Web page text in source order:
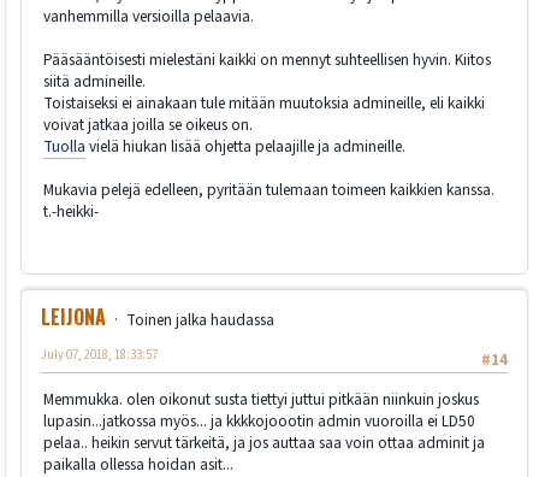
vanhemmilla versioilla pelaavia.
Pääsääntöisesti mielestäni kaikki on mennyt suhteellisen hyvin. Kiitos
siitä admineille.
Toistaiseksi ei ainakaan tule mitään muutoksia admineille, eli kaikki
voivat jatkaa joilla se oikeus on.
Tuolla vielä hiukan lisää ohjetta pelaajille ja admineille.
Mukavia pelejä edelleen, pyritään tulemaan toimeen kaikkien kanssa.
t.-heikki-
LEIJONA
Toinen jalka haudassa
#14
July 07, 2018, 18:33:57
Memmukka. olen oikonut susta tiettyi juttui pitkään niinkuin joskus
lupasin...jatkossa myös... ja kkkkojoootin admin vuoroilla ei LD50
pelaa.. heikin servut tärkeitä, ja jos auttaa saa voin ottaa adminit ja
paikalla ollessa hoidan asit...